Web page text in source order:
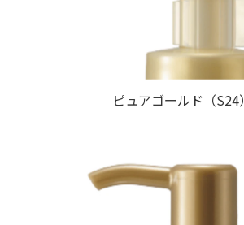
ピュアゴールド（S24）